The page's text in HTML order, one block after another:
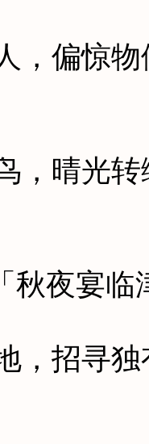
偏惊物
晴光转
夜宴临
招寻独